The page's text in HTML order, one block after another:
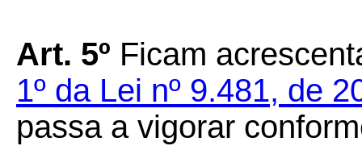
Art. 5º Ficam
1º da Lei nº 9.481, de
passa a vigorar